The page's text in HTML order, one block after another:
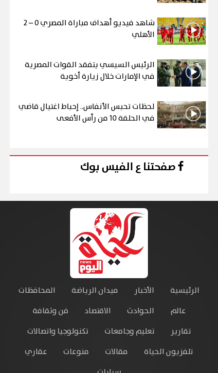
شاهد فيديو أهداف مباراة المصري 0 – 2
الأهلي
الرئيس السيسي يتفقد القوات المصرية
في الإمارات خلال زيارة أخوية
لحظات تحبس الأنفاس.. إحباط اغتيال قاضي
في الحلقة 10 من رأس الأفعى
صفحتنا ع الفيس بوك
الرئيسية الأخبار ميدان الرياضة
المحافظات
عالم
الحوادث الاقتصاد
فن وثقافة
تقارير
تعليم وجامعات
تكنولوجيا واتصالات
تلفزيون الحياة
مقالات منوعات
عقاري